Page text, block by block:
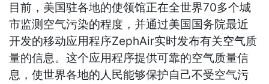
目前，美国驻各地的使领馆正在全世界70多个城
市监测空气污染的程度，并通过美国国务院最近
开发的移动应用程序ZephAir实时发布有关空气质
量的信息。这个应用程序提供可靠的空气质量信
息，使世界各地的人民能够保护自己不受空气污